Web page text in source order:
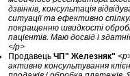
дзвінків, консультація
ситуації та ефективно
покращенню швидкості
пацієнтів. Маю досвід і
</p>
Продавець ЧП" Железняк"
активне консультування